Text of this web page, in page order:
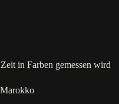
in Farben gemessen wird